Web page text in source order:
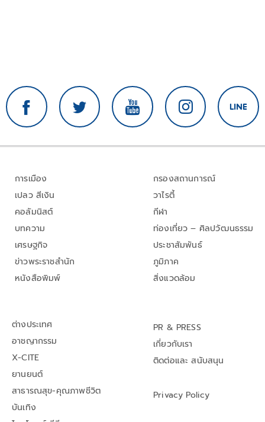
การเมือง
เปลว สีเงิน
คอลัมนิสต์
บทความ
เศรษฐกิจ
ข่าวพระราชสำนัก
หนังสือพิมพ์
กรองสถานการณ์
วาไรตี้
กีฬา
ท่องเที่ยว – ศิลปวัฒนธรรม
ประชาสัมพันธ์
ภูมิภาค
สิ่งแวดล้อม
ต่างประเทศ
อาชญากรรม
X-CITE
ยานยนต์
สาธารณสุข-คุณภาพชีวิต
บันเทิง
PR & PRESS
เกี่ยวกับเรา
ติดต่อและ สนับสนุน
Privacy Policy